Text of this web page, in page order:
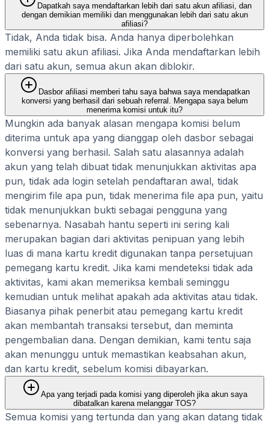
Dapatkah saya mendaftarkan lebih dari satu akun afiliasi, dan
dengan demikian memiliki dan menggunakan lebih dari satu akun
afiliasi?
Tidak, Anda tidak bisa. Anda hanya diperbolehkan
memiliki satu akun afiliasi. Jika Anda mendaftarkan lebih
dari satu akun, semua akun akan diblokir.
Dasbor afiliasi memberi tahu saya bahwa saya mendapatkan
konversi yang berhasil dari sebuah referral. Mengapa saya belum
menerima komisi untuk itu?
Mungkin ada banyak alasan mengapa komisi belum
diterima untuk apa yang dianggap oleh dasbor sebagai
konversi yang berhasil. Salah satu alasannya adalah
akun yang telah dibuat tidak menunjukkan aktivitas apa
pun, tidak ada login setelah pendaftaran awal, tidak
mengirim file apa pun, tidak menerima file apa pun, yaitu
tidak menunjukkan bukti sebagai pengguna yang
sebenarnya. Nasabah hantu seperti ini sering kali
merupakan bagian dari aktivitas penipuan yang lebih
luas di mana kartu kredit digunakan tanpa persetujuan
pemegang kartu kredit. Jika kami mendeteksi tidak ada
aktivitas, kami akan memeriksa kembali seminggu
kemudian untuk melihat apakah ada aktivitas atau tidak.
Biasanya pihak penerbit atau pemegang kartu kredit
akan membantah transaksi tersebut, dan meminta
pengembalian dana. Dengan demikian, kami tentu saja
akan menunggu untuk memastikan keabsahan akun,
dan kartu kredit, sebelum komisi dibayarkan.
Apa yang terjadi pada komisi yang diperoleh jika akun saya
dibatalkan karena melanggar TOS?
Semua komisi yang tertunda dan yang akan datang tidak